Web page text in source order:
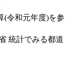
(令和元年度)を参
統計でみる都道